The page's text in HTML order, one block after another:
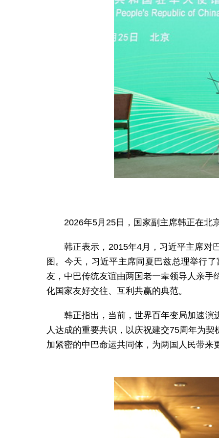
2026年5月25日，国家副主席韩正在北
韩正表示，2015年4月，习近平主席对
图。今天，习近平主席同夏巴兹总理举行
友，中巴传统友谊由两国老一辈领导人亲
化国家友好交往、互利共赢的典范。
韩正指出，当前，世界百年变局加速
人达成的重要共识，以庆祝建交75周年为
加紧密的中巴命运共同体，为两国人民带